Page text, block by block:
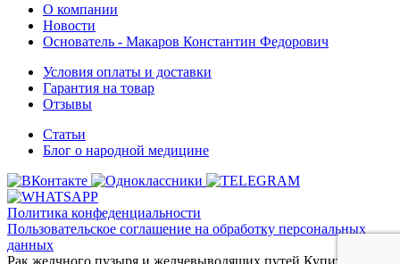
О компании
Новости
Основатель - Макаров Константин Федорович
Условия оплаты и доставки
Гарантия на товар
Отзывы
Статьи
Блог о народной медицине
Политика конфеденциальности
Пользовательское соглашение на обработку персональных
данных
Рак желчного пузыря и желчевыводящих путей Купить травы